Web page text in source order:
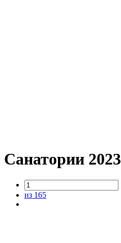
Санатории 2023
из 165